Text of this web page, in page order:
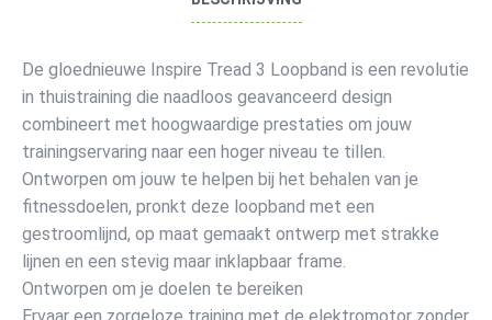
De gloednieuwe Inspire Tread 3 Loopband is een revolutie
in thuistraining die naadloos geavanceerd design
combineert met hoogwaardige prestaties om jouw
trainingservaring naar een hoger niveau te tillen.
Ontworpen om jouw te helpen bij het behalen van je
fitnessdoelen, pronkt deze loopband met een
gestroomlijnd, op maat gemaakt ontwerp met strakke
lijnen en een stevig maar inklapbaar frame.
Ontworpen om je doelen te bereiken